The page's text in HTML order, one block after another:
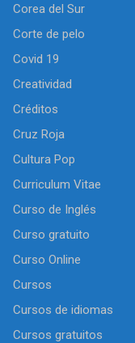
Corea del Sur
Corte de pelo
Covid 19
Creatividad
Créditos
Cruz Roja
Cultura Pop
Curriculum Vitae
Curso de Inglés
Curso gratuito
Curso Online
Cursos
Cursos de idiomas
Cursos gratuitos